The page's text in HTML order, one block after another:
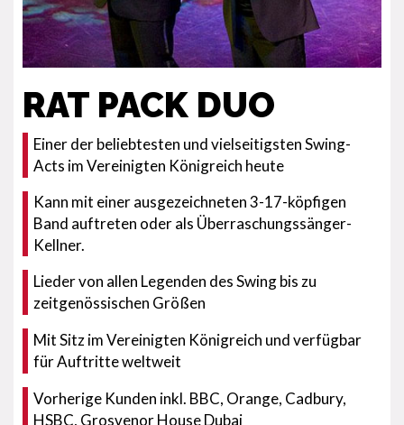
RAT PACK DUO
Einer der beliebtesten und vielseitigsten Swing-
Acts im Vereinigten Königreich heute
Kann mit einer ausgezeichneten 3-17-köpfigen
Band auftreten oder als Überraschungssänger-
Kellner.
Lieder von allen Legenden des Swing bis zu
zeitgenössischen Größen
Mit Sitz im Vereinigten Königreich und verfügbar
für Auftritte weltweit
Vorherige Kunden inkl. BBC, Orange, Cadbury,
HSBC, Grosvenor House Dubai